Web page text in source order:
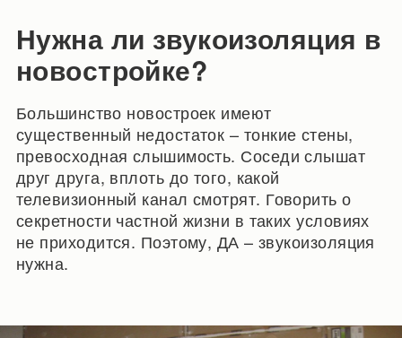
Нужна ли звукоизоляция в
новостройке?
Большинство новостроек имеют
существенный недостаток – тонкие стены,
превосходная слышимость. Соседи слышат
друг друга, вплоть до того, какой
телевизионный канал смотрят. Говорить о
секретности частной жизни в таких условиях
не приходится. Поэтому, ДА – звукоизоляция
нужна.